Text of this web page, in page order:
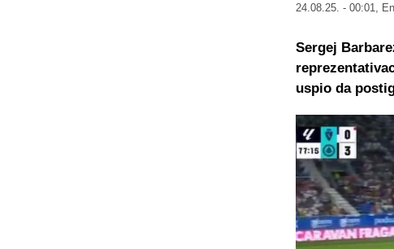
24.08.25. - 00:01,
Sergej
uspio da